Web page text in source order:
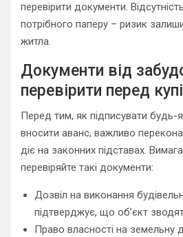
перевірити документи.
потрібного паперу – ризик
житла.
Документи від
перевірити перед
Перед тим, як підписувати будь-
вносити аванс, важливо
діє на законних підставах.
перевіряйте такі документи:
Дозвіл на виконання
підтверджує, що об’єкт
Право власності на земельну